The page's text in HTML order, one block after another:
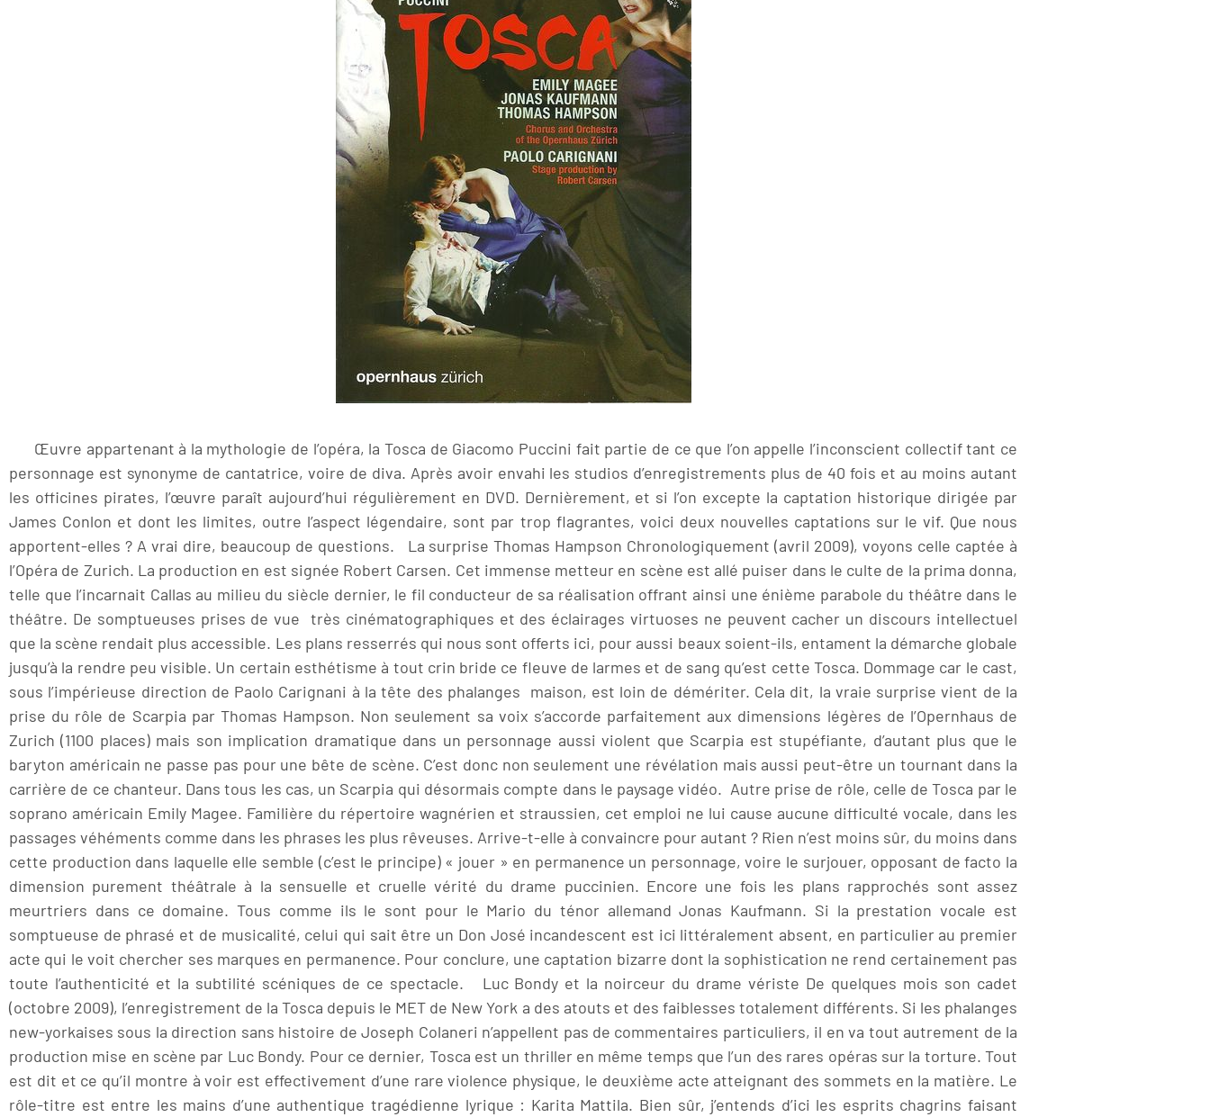
Œuvre appartenant à la mythologie de l’opéra, la Tosca de Giacomo Puccini fait partie de ce que l’on appelle l’inconscient collectif tant ce
personnage est synonyme de cantatrice, voire de diva. Après avoir envahi les studios d’enregistrements plus de 40 fois et au moins autant
les officines pirates, l’œuvre paraît aujourd’hui régulièrement en DVD. Dernièrement, et si l’on excepte la captation historique dirigée par
James Conlon et dont les limites, outre l’aspect légendaire, sont par trop flagrantes, voici deux nouvelles captations sur le vif. Que nous
apportent-elles ? A vrai dire, beaucoup de questions. La surprise Thomas Hampson Chronologiquement (avril 2009), voyons celle captée à
l’Opéra de Zurich. La production en est signée Robert Carsen. Cet immense metteur en scène est allé puiser dans le culte de la prima donna,
telle que l’incarnait Callas au milieu du siècle dernier, le fil conducteur de sa réalisation offrant ainsi une énième parabole du théâtre dans le
théâtre. De somptueuses prises de vue très cinématographiques et des éclairages virtuoses ne peuvent cacher un discours intellectuel
que la scène rendait plus accessible. Les plans resserrés qui nous sont offerts ici, pour aussi beaux soient-ils, entament la démarche globale
jusqu’à la rendre peu visible. Un certain esthétisme à tout crin bride ce fleuve de larmes et de sang qu’est cette Tosca. Dommage car le cast,
sous l’impérieuse direction de Paolo Carignani à la tête des phalanges maison, est loin de démériter. Cela dit, la vraie surprise vient de la
prise du rôle de Scarpia par Thomas Hampson. Non seulement sa voix s’accorde parfaitement aux dimensions légères de l’Opernhaus de
Zurich (1100 places) mais son implication dramatique dans un personnage aussi violent que Scarpia est stupéfiante, d’autant plus que le
baryton américain ne passe pas pour une bête de scène. C’est donc non seulement une révélation mais aussi peut-être un tournant dans la
carrière de ce chanteur. Dans tous les cas, un Scarpia qui désormais compte dans le paysage vidéo. Autre prise de rôle, celle de Tosca par le
soprano américain Emily Magee. Familière du répertoire wagnérien et straussien, cet emploi ne lui cause aucune difficulté vocale, dans les
passages véhéments comme dans les phrases les plus rêveuses. Arrive-t-elle à convaincre pour autant ? Rien n’est moins sûr, du moins dans
cette production dans laquelle elle semble (c’est le principe) « jouer » en permanence un personnage, voire le surjouer, opposant de facto la
dimension purement théâtrale à la sensuelle et cruelle vérité du drame puccinien. Encore une fois les plans rapprochés sont assez
meurtriers dans ce domaine. Tous comme ils le sont pour le Mario du ténor allemand Jonas Kaufmann. Si la prestation vocale est
somptueuse de phrasé et de musicalité, celui qui sait être un Don José incandescent est ici littéralement absent, en particulier au premier
acte qui le voit chercher ses marques en permanence. Pour conclure, une captation bizarre dont la sophistication ne rend certainement pas
toute l’authenticité et la subtilité scéniques de ce spectacle. Luc Bondy et la noirceur du drame vériste De quelques mois son cadet
(octobre 2009), l’enregistrement de la Tosca depuis le MET de New York a des atouts et des faiblesses totalement différents. Si les phalanges
new-yorkaises sous la direction sans histoire de Joseph Colaneri n’appellent pas de commentaires particuliers, il en va tout autrement de la
production mise en scène par Luc Bondy. Pour ce dernier, Tosca est un thriller en même temps que l’un des rares opéras sur la torture. Tout
est dit et ce qu’il montre à voir est effectivement d’une rare violence physique, le deuxième acte atteignant des sommets en la matière. Le
rôle-titre est entre les mains d’une authentique tragédienne lyrique : Karita Mattila. Bien sûr, j’entends d’ici les esprits chagrins faisant